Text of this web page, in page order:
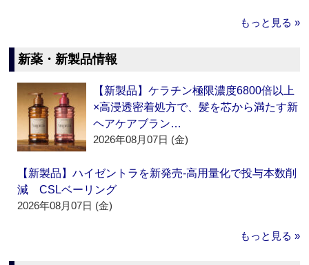
もっと見る »
新薬・新製品情報
【新製品】ケラチン極限濃度6800倍以上
×高浸透密着処方で、髪を芯から満たす新
ヘアケアブラン…
2026年08月07日 (金)
【新製品】ハイゼントラを新発売‐高用量化で投与本数削
減 CSLベーリング
2026年08月07日 (金)
もっと見る »